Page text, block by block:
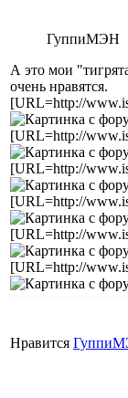
ГуппиМЭН
А это мои
очень нравятся.
[URL=http://
[URL=http://
[URL=http://
[URL=http://
[URL=http://
[URL=http://
Нравится